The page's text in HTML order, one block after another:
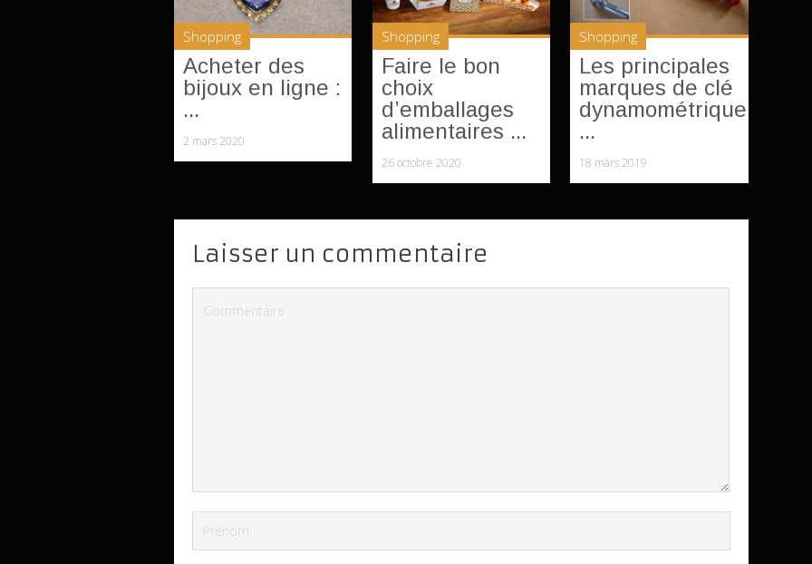
Shopping
Acheter des
bijoux en ligne :
...
2 mars 2020
Shopping
Faire le bon
choix
d’emballages
alimentaires ...
26 octobre 2020
Shopping
Les principales
marques de clé
dynamométrique
...
18 mars 2019
Laisser un commentaire